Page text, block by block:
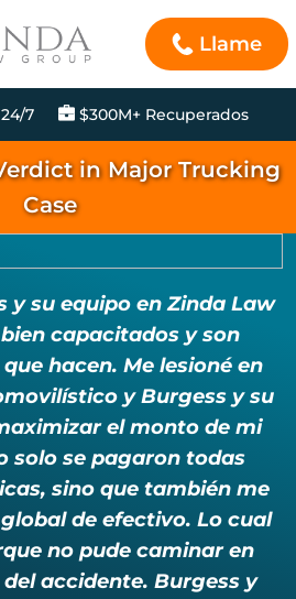
Llame
7 $300M+ Recuperados
in Major Trucking
Case
y su equipo en Zinda Law
capacitados y son
hacen. Me lesioné en
y Burgess y su
el monto de mi
solo se pagaron todas
sino que también me
de efectivo. Lo cual
no pude caminar en
accidente. Burgess y